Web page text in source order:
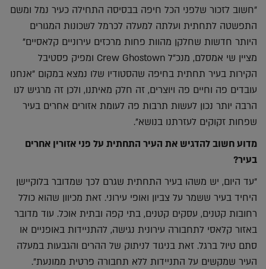
"חשוב לזכור שלפני הכל חיפה בבסיסה התחילה כעיר נמל ומשם
התפשטה לתחתית ועלתה למעלה לכרמל לשכונות המגורים
היותר חדשות שחלקן מהוות פחות מרכזים עירוניים קלאסיים"
מציין שי אמסלם, מנכ"ל Crew Ghostown ומפיק פסטיבל
הקירות בעיר תחתית בחיפה שהסטודיו שלו נמצא במקום "אנחנו
עובדים פה וחיים פה ויוצרים, זה חלק מאיתנו, ולכן זה מרגיש לנו
הרבה יותר נכון לעשות תרבות פה לעומת אזורים אחרים בעיר
שפחות זקוקים לעזרתנו בנושא".
מדוע חשוב להדגיש את העיר התחתית על פני אזורין אחרים
בעיר?
"עד היום, יש משהו בעיר התחתית שגרם לכך שמדובר בלוקיישן
היחיד בעיר ששמר על צביון ואופי עירוני. זאת מכיוון שהוא כולל
רחובות קטנים, עסקים קטנים, בתי קפה ובתית אוכל. עוד מדובר
באזור קלאסי לתחבורה עירונית נגישה, להתניידות באופניים או
סתם טיול ברגל. זאת בניגוד לניתוק של ההרים והגבעות במעלה
העיר שמקשים על התניידות ללא תחבורה פרטית ממונעת".